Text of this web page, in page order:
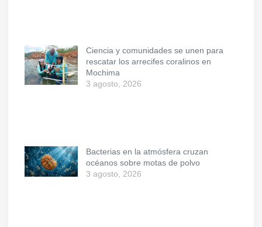
Ciencia y comunidades se unen para
rescatar los arrecifes coralinos en
Mochima
3 agosto, 2026
Bacterias en la atmósfera cruzan
océanos sobre motas de polvo
3 agosto, 2026